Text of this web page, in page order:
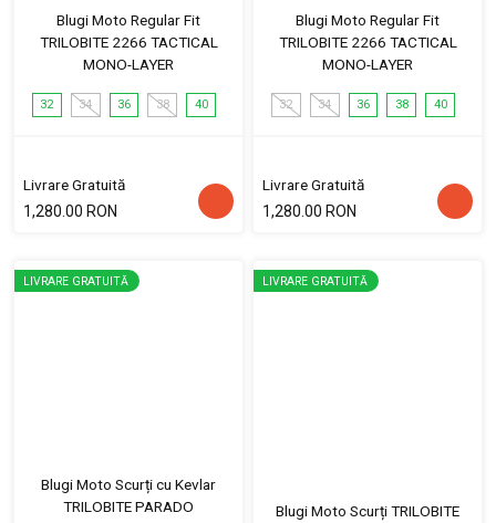
Blugi Moto Regular Fit
TRILOBITE 2266 TACTICAL
MONO-LAYER
32 34 36 38 40
Livrare Gratuită
1,280.00 RON
Blugi Moto Regular Fit
TRILOBITE 2266 TACTICAL
MONO-LAYER
32 34 36 38 40
Livrare Gratuită
1,280.00 RON
LIVRARE GRATUITĂ
Blugi Moto Scurți cu Kevlar
TRILOBITE PARADO
LIVRARE GRATUITĂ
Blugi Moto Scurți TRILOBITE